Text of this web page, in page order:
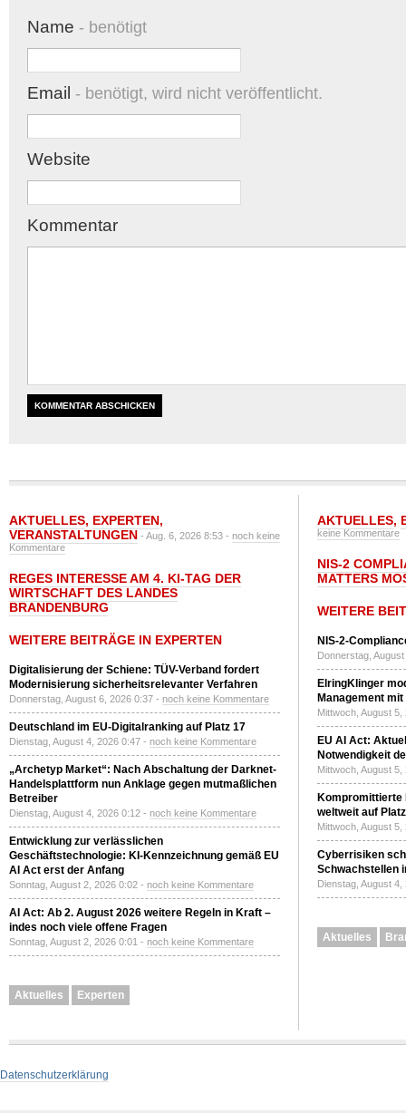
Name - benötigt
Email - benötigt, wird nicht veröffentlicht.
Website
Kommentar
AKTUELLES, EXPERTEN,
VERANSTALTUNGEN - Aug. 6, 2026 8:53 - noch keine
Kommentare
REGES INTERESSE AM 4. KI-TAG DER
WIRTSCHAFT DES LANDES
BRANDENBURG
WEITERE BEITRÄGE IN EXPERTEN
Digitalisierung der Schiene: TÜV-Verband fordert
Modernisierung sicherheitsrelevanter Verfahren
Donnerstag, August 6, 2026 0:37 - noch keine Kommentare
Deutschland im EU-Digitalranking auf Platz 17
Dienstag, August 4, 2026 0:47 - noch keine Kommentare
„Archetyp Market“: Nach Abschaltung der Darknet-
Handelsplattform nun Anklage gegen mutmaßlichen
Betreiber
Dienstag, August 4, 2026 0:12 - noch keine Kommentare
Entwicklung zur verlässlichen
Geschäftstechnologie: KI-Kennzeichnung gemäß EU
AI Act erst der Anfang
Sonntag, August 2, 2026 0:02 - noch keine Kommentare
AI Act: Ab 2. August 2026 weitere Regeln in Kraft –
indes noch viele offene Fragen
Sonntag, August 2, 2026 0:01 - noch keine Kommentare
Aktuelles Experten
AKTUELLES,
keine Kommentare
NIS-2
MATTERS
WEITERE
NIS-2-
Donnerstag,
ElringKlinger
Management
Mittwoch, August
EU AI Act:
Notwendigkeit
Mittwoch, August
Kompromittierte
weltweit auf
Mittwoch, August
Cyberrisiken
Schwachstellen
Dienstag, August
Aktuelles
Datenschutzerklärung